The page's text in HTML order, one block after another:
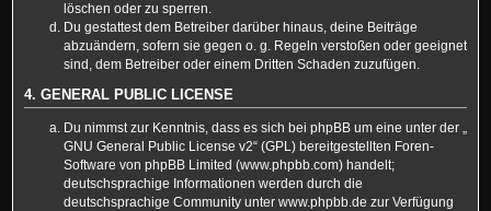
löschen oder zu sperren.
Du gestattest dem Betreiber darüber hinaus, deine Beiträge
abzuändern, sofern sie gegen o. g. Regeln verstoßen oder geeignet
sind, dem Betreiber oder einem Dritten Schaden zuzufügen.
4. GENERAL PUBLIC LICENSE
Du nimmst zur Kenntnis, dass es sich bei phpBB um eine unter der „
GNU General Public License v2“ (GPL) bereitgestellten Foren-
Software von phpBB Limited (www.phpbb.com) handelt;
deutschsprachige Informationen werden durch die
deutschsprachige Community unter www.phpbb.de zur Verfügung